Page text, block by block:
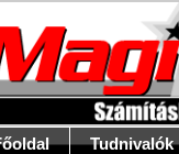
Tudnivalók